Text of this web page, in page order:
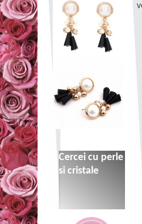
Cercei cu perle
si cristale